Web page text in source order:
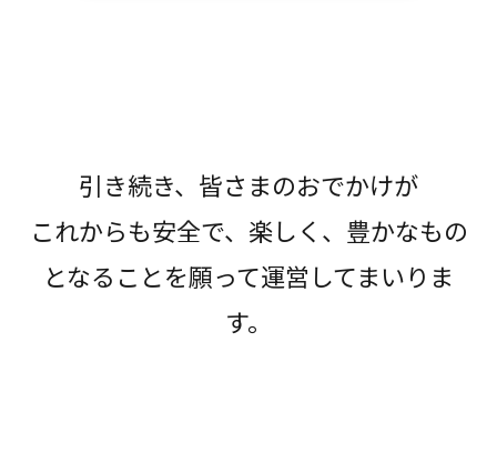
引き続き、皆さまのおでかけが
これからも安全で、楽しく、豊かなもの
となることを願って運営してまいりま
す。